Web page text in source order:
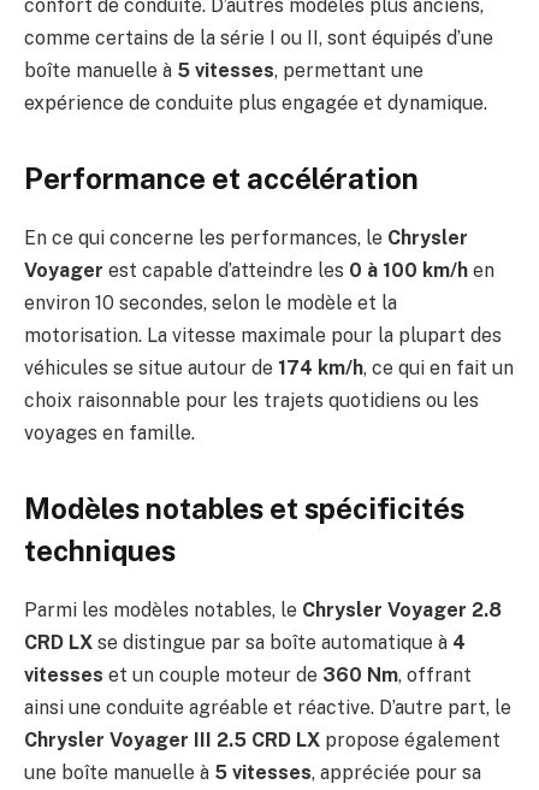
confort de conduite. D’autres modèles plus anciens,
comme certains de la série I ou II, sont équipés d’une
boîte manuelle à 5 vitesses, permettant une
expérience de conduite plus engagée et dynamique.
Performance et accélération
En ce qui concerne les performances, le Chrysler
Voyager est capable d’atteindre les 0 à 100 km/h en
environ 10 secondes, selon le modèle et la
motorisation. La vitesse maximale pour la plupart des
véhicules se situe autour de 174 km/h, ce qui en fait un
choix raisonnable pour les trajets quotidiens ou les
voyages en famille.
Modèles notables et spécificités
techniques
Parmi les modèles notables, le Chrysler Voyager 2.8
CRD LX se distingue par sa boîte automatique à 4
vitesses et un couple moteur de 360 Nm, offrant
ainsi une conduite agréable et réactive. D’autre part, le
Chrysler Voyager III 2.5 CRD LX propose également
une boîte manuelle à 5 vitesses, appréciée pour sa